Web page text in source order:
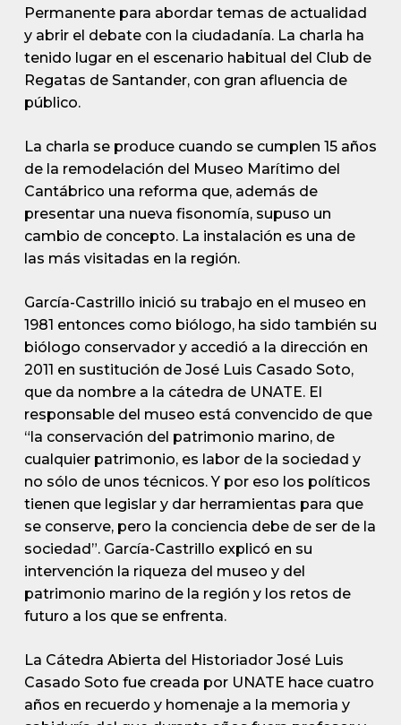
Permanente para abordar temas de actualidad
y abrir el debate con la ciudadanía. La charla ha
tenido lugar en el escenario habitual del Club de
Regatas de Santander, con gran afluencia de
público.
La charla se produce cuando se cumplen 15 años
de la remodelación del Museo Marítimo del
Cantábrico una reforma que, además de
presentar una nueva fisonomía, supuso un
cambio de concepto. La instalación es una de
las más visitadas en la región.
García-Castrillo inició su trabajo en el museo en
1981 entonces como biólogo, ha sido también su
biólogo conservador y accedió a la dirección en
2011 en sustitución de José Luis Casado Soto,
que da nombre a la cátedra de UNATE. El
responsable del museo está convencido de que
“la conservación del patrimonio marino, de
cualquier patrimonio, es labor de la sociedad y
no sólo de unos técnicos. Y por eso los políticos
tienen que legislar y dar herramientas para que
se conserve, pero la conciencia debe de ser de la
sociedad”. García-Castrillo explicó en su
intervención la riqueza del museo y del
patrimonio marino de la región y los retos de
futuro a los que se enfrenta.
La Cátedra Abierta del Historiador José Luis
Casado Soto fue creada por UNATE hace cuatro
años en recuerdo y homenaje a la memoria y